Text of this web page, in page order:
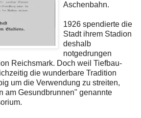
Aschenbahn.
1926 spendierte die
Stadt ihrem Stadion
deshalb
notgedrungen
Reichsmark. Doch weil Tiefbau-
die wunderbare Tradition
um die Verwendung zu streiten,
am Gesundbrunnen" genannte